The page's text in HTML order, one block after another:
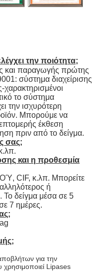
την ποιότητα;
και παραγωγής πρώτης
σύστημα διαχείρισης
το σύστημα
την ισχυρότερη
Μπορούμε να
έκθεση
πριν από το δείγμα.
σας;
και η προθεσμία
CIF, κ.λπ. Μπορείτε
ή
Το δείγμα μέσα σε 5
7 ημέρες.
για την
Lipases